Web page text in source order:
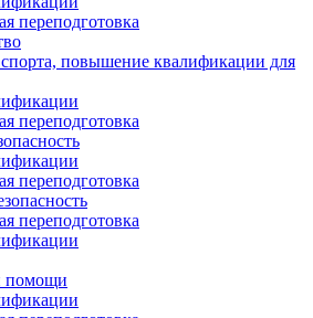
переподготовка
повышение квалификации для
переподготовка
переподготовка
переподготовка
помощи